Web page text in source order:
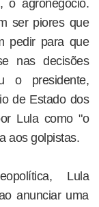
o agronegócio.
ser piores que
pedir para que
nas decisões
o presidente,
de Estado dos
Lula como "o
aos golpistas.
Lula
anunciar uma